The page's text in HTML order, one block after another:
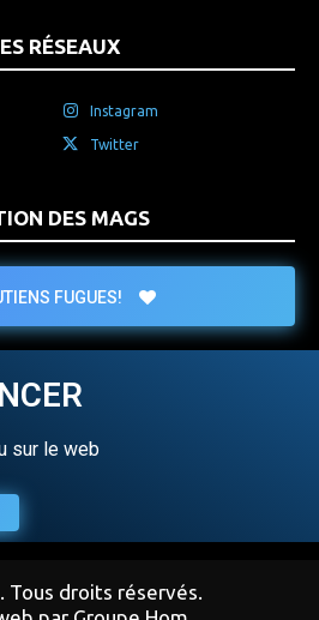
RÉSEAUX
Instagram
Twitter
DES MAGS
FUGUES!
sur le web
Tous droits réservés.